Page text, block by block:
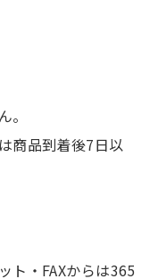
商品到着後7日以
ト・FAXからは365